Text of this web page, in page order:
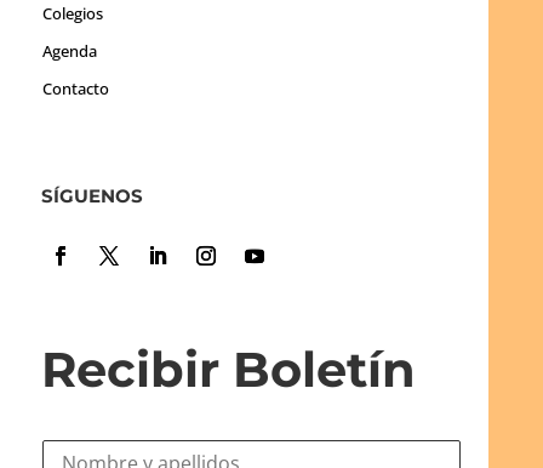
Colegios
Agenda
Contacto
SÍGUENOS
Recibir Boletín
N